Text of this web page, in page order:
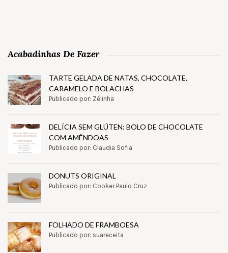
Acabadinhas De Fazer
TARTE GELADA DE NATAS, CHOCOLATE,
CARAMELO E BOLACHAS
Publicado por: Zélinha
DELÍCIA SEM GLÚTEN: BOLO DE CHOCOLATE
COM AMÊNDOAS
Publicado por: Claudia Sofia
DONUTS ORIGINAL
Publicado por: Cooker Paulo Cruz
FOLHADO DE FRAMBOESA
Publicado por: suareceita